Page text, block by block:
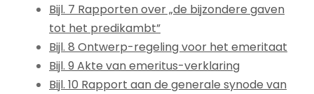
Bijl. 7 Rapporten over „de bijzondere gaven
tot het predikambt”
Bijl. 8 Ontwerp-regeling voor het emeritaat
Bijl. 9 Akte van emeritus-verklaring
Bijl. 10 Rapport aan de generale synode van